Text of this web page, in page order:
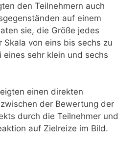
den Teilnehmern auch
auf einem
sie, die Größe jedes
Skala von eins bis sechs zu
sehr klein und sechs
einen direkten
der Bewertung der
durch die Teilnehmer und
auf Zielreize im Bild.